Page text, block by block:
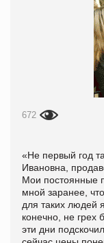
672
«Не первый год
Ивановна,
Мои постоянные
мной заранее,
для таких людей
конечно, не грех
эти дни